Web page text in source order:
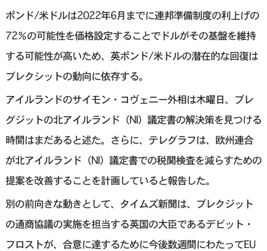
ポンド/米ドルは2022年6月までに連邦準備制度の利上げの
72％の可能性を価格設定することでドルがその基盤を維持
する可能性が高いため、英ポンド/米ドルの潜在的な回復は
ブレクシットの動向に依存する。
アイルランドのサイモン・コヴェニー外相は木曜日、ブレ
グジットの北アイルランド（NI）議定書の解決策を見つける
時間はまだあると述た。さらに、テレグラフは、欧州連合
が北アイルランド（NI）議定書での税関検査を減らすための
提案を改善することを計画していると報告した。
別の前向きな動きとして、タイムズ新聞は、ブレクジット
の通商協議の実施を担当する英国の大臣であるデビット・
フロストが、合意に達するために今後数週間にわたってEU